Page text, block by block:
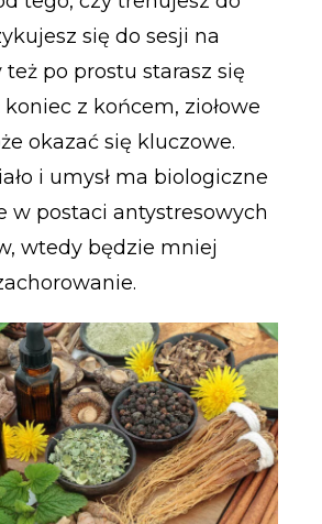
się do sesji na
po prostu starasz się
z końcem, ziołowe
okazać się kluczowe.
i umysł ma biologiczne
w postaci antystresowych
wtedy będzie mniej